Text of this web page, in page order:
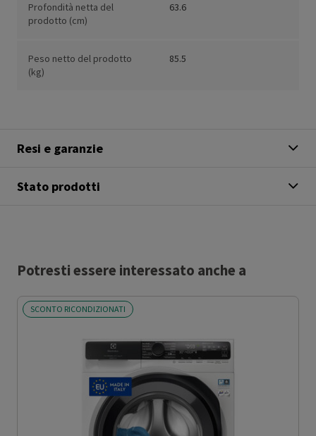
Profondità netta del
prodotto (cm)
63.6
Peso netto del prodotto
(kg)
85.5
Resi e garanzie
Stato prodotti
Potresti essere interessato anche a
SCONTO RICONDIZIONATI